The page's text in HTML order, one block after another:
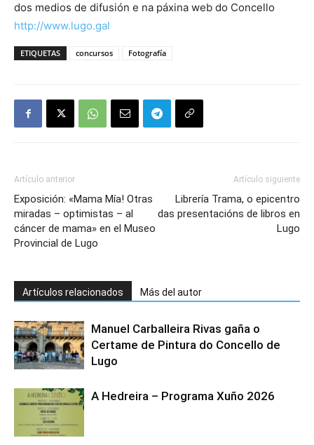
dos medios de difusión e na páxina web do Concello
http://www.lugo.gal
ETIQUETAS concursos Fotografía
Artículo anterior
Exposición: «Mama Mía! Otras
miradas – optimistas – al
cáncer de mama» en el Museo
Provincial de Lugo
Artículo siguiente
Librería Trama, o epicentro
das presentacións de libros en
Lugo
Artículos relacionados Más del autor
Manuel Carballeira Rivas gaña o
Certame de Pintura do Concello de
Lugo
A Hedreira – Programa Xuño 2026